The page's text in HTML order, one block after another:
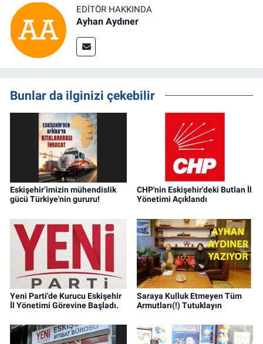
EDITÖR HAKKINDA
Ayhan Aydıner
Bunlar da ilginizi çekebilir
Eskişehir’imizin mühendislik
gücü Türkiye'nin gururu!
CHP'nin Eskişehir'deki Butlan İl
Yönetimi Açıklandı
Yeni Parti'de Kurucu Eskişehir
İl Yönetimi Görevine Başladı.
Saraya Kulluk Etmeyen Tüm
Armutları(!) Tutuklayın